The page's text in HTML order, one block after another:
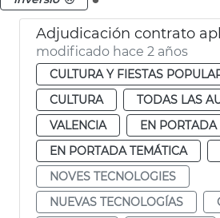
modificado hace 2 años
CULTURA Y FIESTAS
CULTURA
TODAS LAS
VALENCIA
EN PORTADA
EN PORTADA TEMÁTICA
NOVES TECNOLOGIES
NUEVAS TECNOLOGÍAS